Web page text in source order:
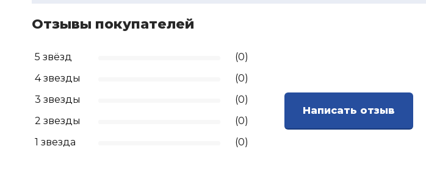
Отзывы покупателей
5 звёзд
(0)
4 звезды
(0)
3 звезды
(0)
2 звезды
(0)
1 звезда
(0)
Написать отзыв